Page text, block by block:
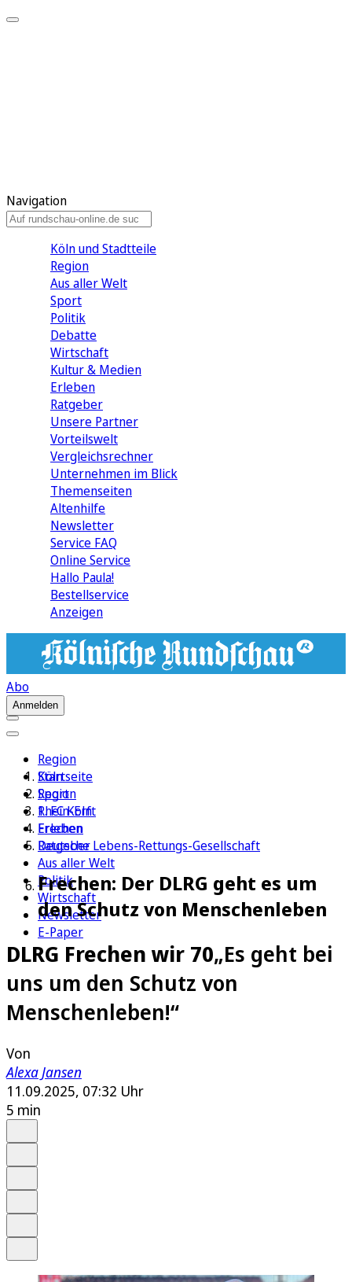
Navigation
Köln und Stadtteile
Region
Aus aller Welt
Sport
Politik
Debatte
Wirtschaft
Kultur & Medien
Erleben
Ratgeber
Unsere Partner
Vorteilswelt
Vergleichsrechner
Unternehmen im Blick
Themenseiten
Altenhilfe
Newsletter
Service FAQ
Online Service
Hallo Paula!
Bestellservice
Anzeigen
Abo
Anmelden
Region
Köln
Sport
1. FC Köln
Erleben
Ratgeber
Aus aller Welt
Politik
Wirtschaft
Newsletter
E-Paper
Startseite
Region
Rhein-Erft
Frechen
Deutsche Lebens-Rettungs-Gesellschaft
Frechen: Der DLRG geht es um
den Schutz von Menschenleben
DLRG Frechen wir 70„Es geht bei
uns um den Schutz von
Menschenleben!“
Von
Alexa Jansen
11.09.2025, 07:32 Uhr
5 min